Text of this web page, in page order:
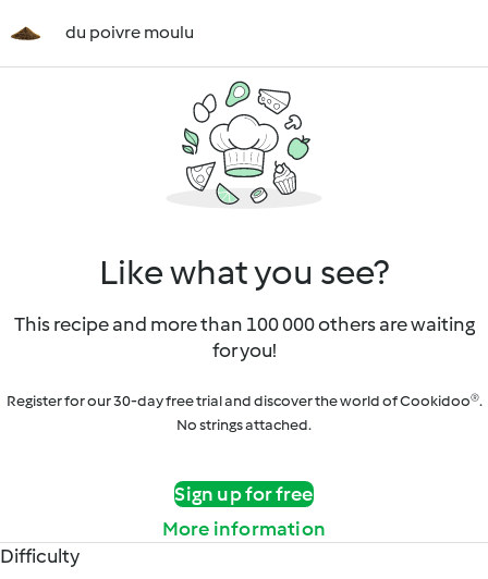
du poivre moulu
Like what you see?
This recipe and more than 100 000 others are waiting
for you!
Register for our 30-day free trial and discover the world of Cookidoo®.
No strings attached.
Sign up for free
More information
Difficulty